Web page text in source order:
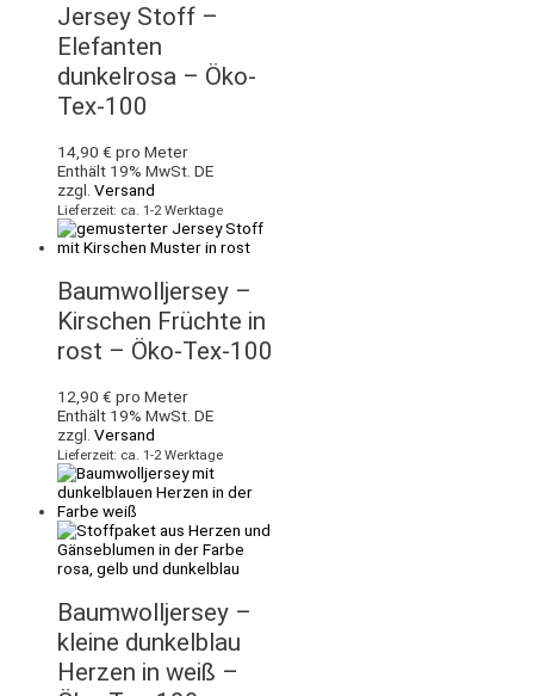
Jersey Stoff –
Elefanten
dunkelrosa – Öko-
Tex-100
14,90 € pro Meter
Enthält 19% MwSt. DE
zzgl. Versand
Lieferzeit: ca. 1-2 Werktage
Baumwolljersey –
Kirschen Früchte in
rost – Öko-Tex-100
12,90 € pro Meter
Enthält 19% MwSt. DE
zzgl. Versand
Lieferzeit: ca. 1-2 Werktage
Baumwolljersey –
kleine dunkelblau
Herzen in weiß –